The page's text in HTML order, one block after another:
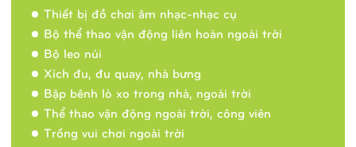
Thiết bị đồ chơi âm nhạc-nhạc cụ
Bộ thể thao vận động liên hoàn ngoài trời
Bộ leo núi
Xích đu, đu quay, nhà bưng
Bập bênh lò xo trong nhà, ngoài trời
Thể thao vận động ngoài trời, công viên
Trống vui chơi ngoài trời